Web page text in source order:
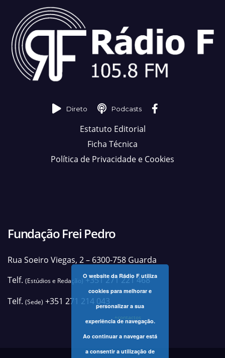
Direto Podcasts
Estatuto Editorial
Ficha Técnica
Política de Privacidade e Cookies
Fundação Frei Pedro
Rua Soeiro Viegas, 2 – 6300-758 Guarda
Telf. (Estúdios e Redação)+351 271 221 468
Telf. (Sede) +351 271 214 043
+contactos
O website da Rádio F utiliza
cookies para melhorar e
personalizar a sua
experiência de navegação.
Ao continuar a navegar está
a consentir a utilização de